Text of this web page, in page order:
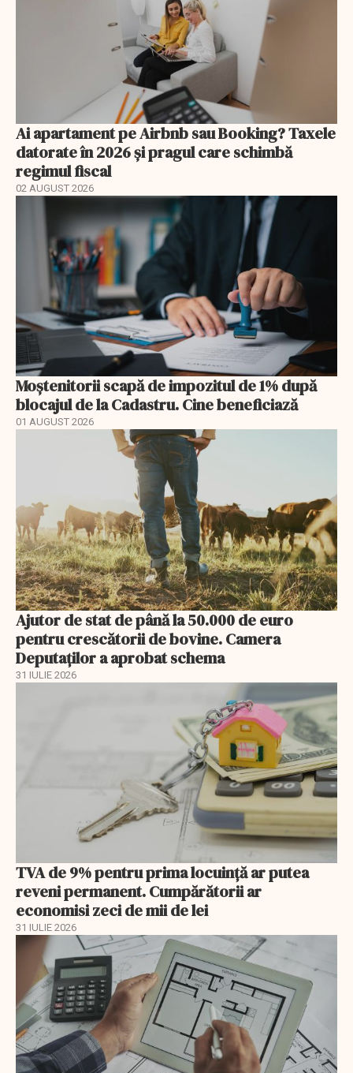
Ai apartament pe Airbnb sau Booking? Taxele
datorate în 2026 și pragul care schimbă
regimul fiscal
02 AUGUST 2026
Moștenitorii scapă de impozitul de 1% după
blocajul de la Cadastru. Cine beneficiază
01 AUGUST 2026
Ajutor de stat de până la 50.000 de euro
pentru crescătorii de bovine. Camera
Deputaților a aprobat schema
31 IULIE 2026
TVA de 9% pentru prima locuință ar putea
reveni permanent. Cumpărătorii ar
economisi zeci de mii de lei
31 IULIE 2026